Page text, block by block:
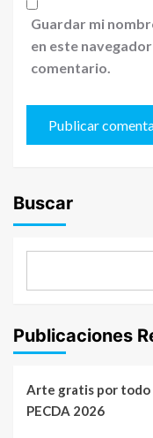
Guardar mi
en este
comentario.
Buscar
Publicaciones
Arte gratis por todo
PECDA 2026